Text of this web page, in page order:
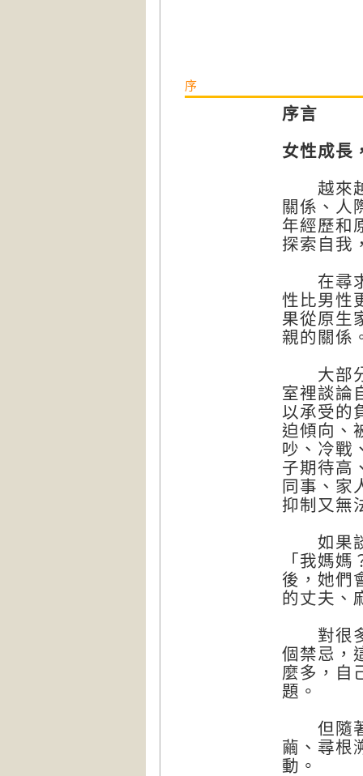
序
序言
女性成長
越來越
關係、人
年經歷和
探索自我
在尋求
性比男性
果從原生
親的關係
大部分
室裡談論
以承受的
迫傾向、
吵、冷戰
子期待高
同事、家
抑制又無
如果談
「我媽
後，她們
的丈夫、
對很多
個禁忌，
麼多，自
題。
但隨著
繭、尋根
動。